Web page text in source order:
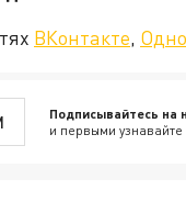
ВКонтакте,
Подписывайтесь на
и первыми